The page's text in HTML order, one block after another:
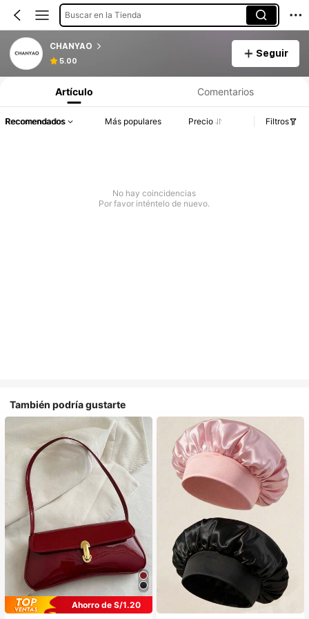
Buscar en la Tienda
CHANYAO
5.00
Seguir
Artículo Comentarios
Recomendados Más populares Precio Filtros
No hay coincidencias
Por favor inténtelo de nuevo.
También podría gustarte
Ahorro de S/1.20